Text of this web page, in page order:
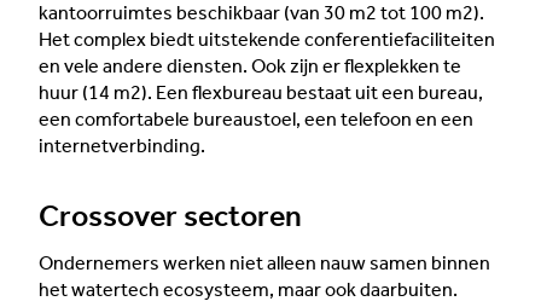
kantoorruimtes beschikbaar (van 30 m2 tot 100 m2).
Het complex biedt uitstekende conferentiefaciliteiten
en vele andere diensten. Ook zijn er flexplekken te
huur (14 m2). Een flexbureau bestaat uit een bureau,
een comfortabele bureaustoel, een telefoon en een
internetverbinding.
Crossover sectoren
Ondernemers werken niet alleen nauw samen binnen
het watertech ecosysteem, maar ook daarbuiten.